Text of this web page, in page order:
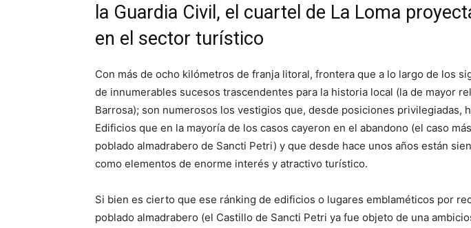
la Guardia Civil, el cuartel de La Loma
en el sector turístico
Con más de ocho kilómetros de franja litoral, frontera que a lo largo de los
de innumerables sucesos trascendentes para la historia local (la de mayor
Barrosa); son numerosos los vestigios que, desde posiciones privilegiadas,
Edificios que en la mayoría de los casos cayeron en el abandono (el caso
poblado almadrabero de Sancti Petri) y que desde hace unos años están
como elementos de enorme interés y atractivo turístico.
Si bien es cierto que ese ránking de edificios o lugares emblaméticos por
poblado almadrabero (el Castillo de Sancti Petri ya fue objeto de una